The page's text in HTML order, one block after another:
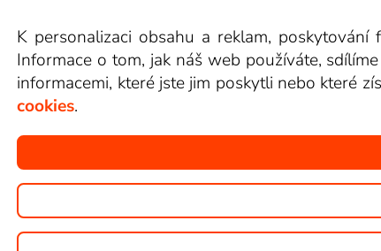
Copyright © goNET
K personalizaci obsahu a reklam,
Informace o tom, jak náš web používáte,
informacemi, které jste jim poskytli nebo které
cookies.